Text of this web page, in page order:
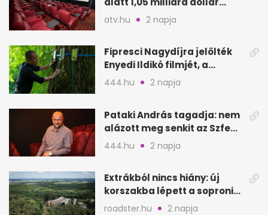
bevétel
atv.hu 2 napja
Fipresci Nagydíjra jelölték
Enyedi Ildikó filmjét, a
Csendes barátot
444.hu 2 napja
Pataki András tagadja: nem
alázott meg senkit az Szfe
felvételijén
444.hu 2 napja
Extrákból nincs hiány: új
korszakba lépett a soproni
Fagus Hotel
roadster.hu 2 napja